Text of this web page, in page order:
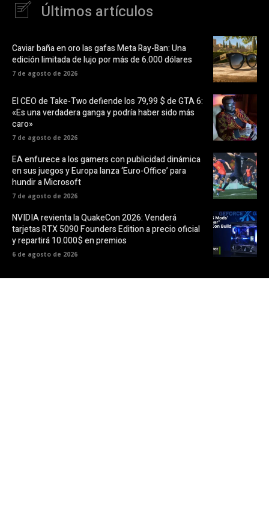
Últimos artículos
Caviar baña en oro las gafas Meta Ray-Ban: Una
edición limitada de lujo por más de 6.000 dólares
7 de agosto de 2026
El CEO de Take-Two defiende los 79,99 $ de GTA 6:
«Es una verdadera ganga y podría haber sido más
caro»
7 de agosto de 2026
EA enfurece a los gamers con publicidad dinámica
en sus juegos y Europa lanza ‘Euro-Office’ para
hundir a Microsoft
7 de agosto de 2026
NVIDIA revienta la QuakeCon 2026: Venderá
tarjetas RTX 5090 Founders Edition a precio oficial
y repartirá 10.000$ en premios
6 de agosto de 2026